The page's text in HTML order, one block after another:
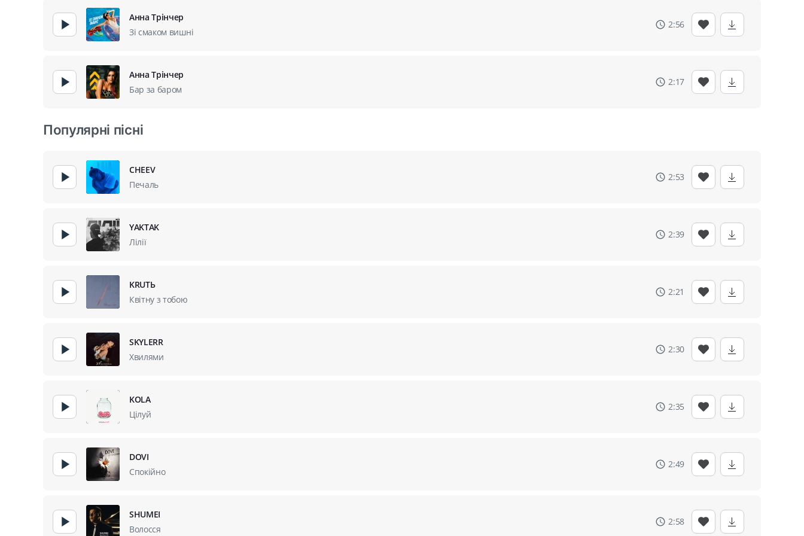
Анна Трінчер
Зі смаком вишні
2:56
Анна Трінчер
Бар за баром
2:17
Популярні пісні
CHEEV
Печаль
2:53
YAKTAK
Лілії
2:39
KRUTЬ
Квітну з тобою
2:21
SKYLERR
Хвилями
2:30
KOLA
Цілуй
2:35
DOVI
Спокійно
2:49
SHUMEI
Волосся
2:58